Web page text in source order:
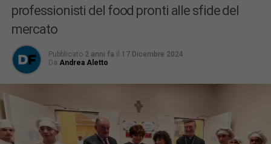
professionisti del food pronti alle sfide del
mercato
Pubblicato 2 anni fa il 17 Dicembre 2024
Da Andrea Aletto